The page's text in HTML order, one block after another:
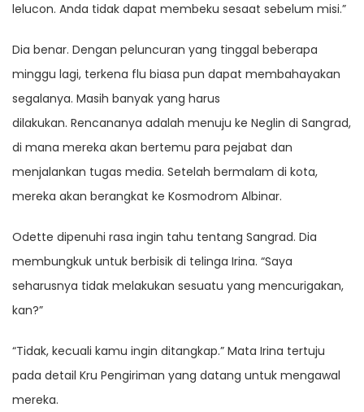
lelucon. Anda tidak dapat membeku sesaat sebelum misi.”
Dia benar. Dengan peluncuran yang tinggal beberapa
minggu lagi, terkena flu biasa pun dapat membahayakan
segalanya. Masih banyak yang harus
dilakukan. Rencananya adalah menuju ke Neglin di Sangrad,
di mana mereka akan bertemu para pejabat dan
menjalankan tugas media. Setelah bermalam di kota,
mereka akan berangkat ke Kosmodrom Albinar.
Odette dipenuhi rasa ingin tahu tentang Sangrad. Dia
membungkuk untuk berbisik di telinga Irina. “Saya
seharusnya tidak melakukan sesuatu yang mencurigakan,
kan?”
“Tidak, kecuali kamu ingin ditangkap.” Mata Irina tertuju
pada detail Kru Pengiriman yang datang untuk mengawal
mereka.